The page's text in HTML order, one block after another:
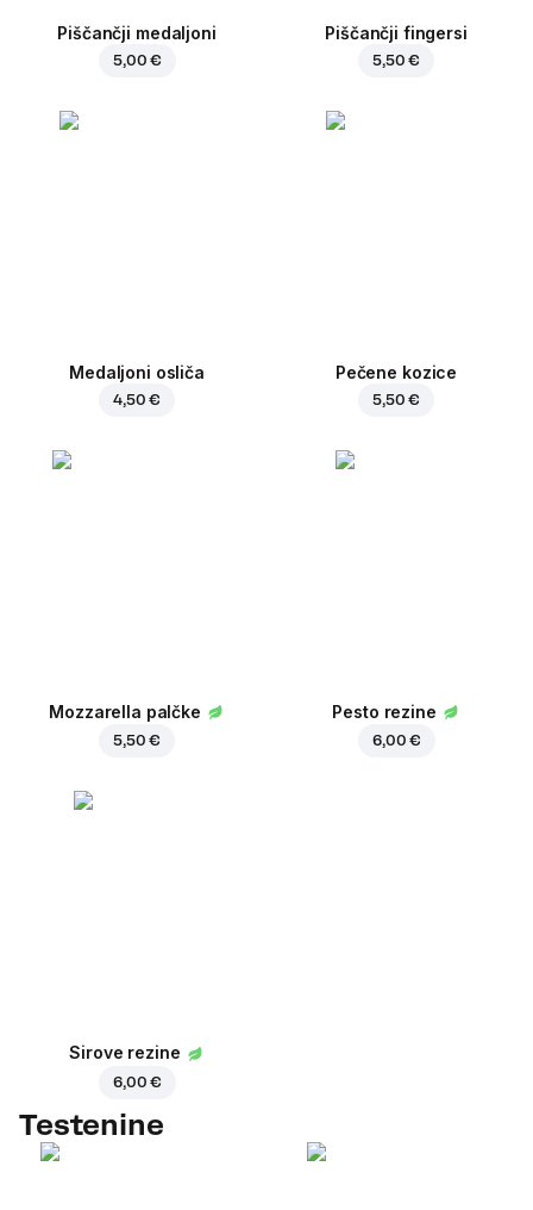
Piščančji medaljoni
5,00 €
Piščančji fingersi
5,50 €
Medaljoni osliča
4,50 €
Pečene kozice
5,50 €
Mozzarella palčke
5,50 €
Pesto rezine
6,00 €
Sirove rezine
6,00 €
Testenine